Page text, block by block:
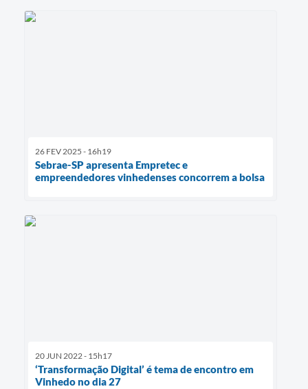
26 FEV 2025 - 16h19
Sebrae-SP apresenta Empretec e
empreendedores vinhedenses concorrem a bolsa
20 JUN 2022 - 15h17
‘Transformação Digital’ é tema de encontro em
Vinhedo no dia 27